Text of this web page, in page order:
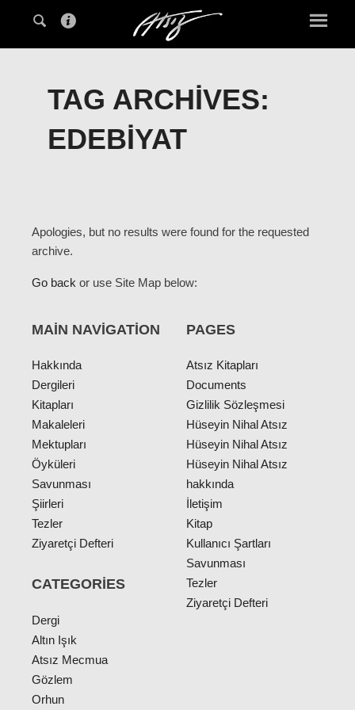
TAG ARCHIVES:
EDEBIYAT
Apologies, but no results were found for the requested
archive.
Go back or use Site Map below:
MAIN NAVIGATION
Hakkında
Dergileri
Kitapları
Makaleleri
Mektupları
Öyküleri
Savunması
Şiirleri
Tezler
Ziyaretçi Defteri
CATEGORIES
Dergi
Altın Işık
Atsız Mecmua
Gözlem
Orhun
PAGES
Atsız Kitapları
Documents
Gizlilik Sözleşmesi
Hüseyin Nihal Atsız
Hüseyin Nihal Atsız
Hüseyin Nihal Atsız
hakkında
İletişim
Kitap
Kullanıcı Şartları
Savunması
Tezler
Ziyaretçi Defteri